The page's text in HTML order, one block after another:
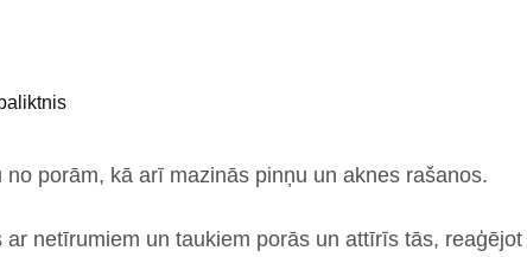
no porām, kā arī mazinās pinņu un aknes rašanos.
netīrumiem un taukiem porās un attīrīs tās, reaģējot